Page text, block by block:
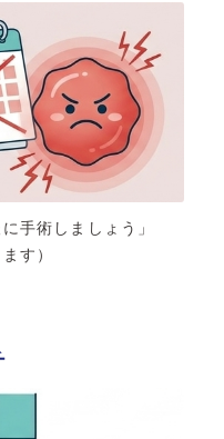
手術しましょう」
す）